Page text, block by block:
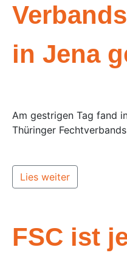
in Jena
Am gestrigen Tag fand
Thüringer
Lies weiter
FSC ist